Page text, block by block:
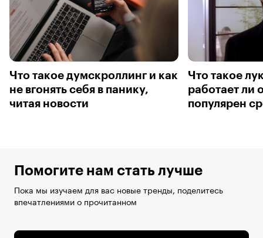
Что такое думскроллинг и как
не вгонять себя в панику,
читая новости
Что такое
работает ли
популярен
Помогите нам стать лучше
Пока мы изучаем для вас новые тренды, поделитесь
впечатлениями о прочитанном